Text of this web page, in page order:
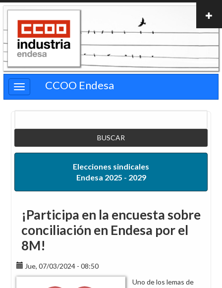
Pasar
contenido
principal
CCOO Endesa
Elecciones sindicales
Endesa 2025 - 2029
¡Participa en la encuesta sobre
conciliación en Endesa por el
8M!
Jue, 07/03/2024 - 08:50
Uno de los lemas de